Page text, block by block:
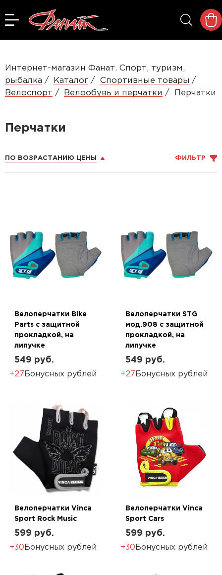
Интернет-магазин Фанат. Спорт, туризм,
рыбалка
Каталог
Спортивные товары
Велоспорт
Велообувь и перчатки Перчатки
Перчатки
ПО ВОЗРАСТАНИЮ ЦЕНЫ ФИЛЬТР
Велоперчатки Bike
Parts с защитной
прокладкой, на
липучке
549 руб.
+27 Бонусных рублей
Велоперчатки STG
мод.908 с защитной
прокладкой, на
липучке
549 руб.
+27 Бонусных рублей
Велоперчатки Vinca
Sport Rock Music
599 руб.
+30 Бонусных рублей
Велоперчатки Vinca
Sport Cars
599 руб.
+30 Бонусных рублей